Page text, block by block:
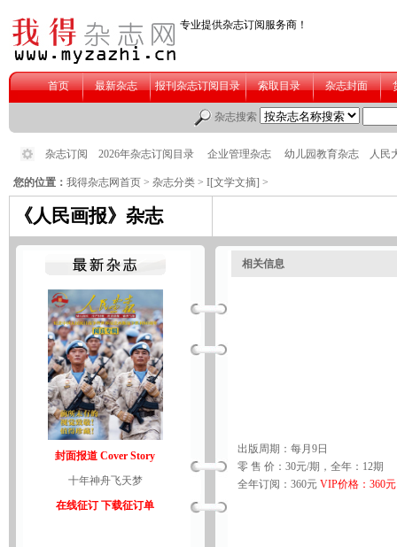
您的位置： 我得杂志网首页 > 杂志分类 > I[文学文摘] >
《人民画报》杂志
封面报道 Cover Story
十年神舟飞天梦
在线征订 下载征订单
相关信息
出版周期：每月9日
零 售 价：30元/期，全年：12期
全年订阅：360元 VIP价格：360元